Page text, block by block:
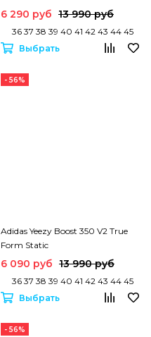
6 290 руб 13 990 руб
36 37 38 39 40 41 42 43 44 45
Выбрать
- 56%
Adidas Yeezy Boost 350 V2 True
Form Static
6 090 руб 13 990 руб
36 37 38 39 40 41 42 43 44 45
Выбрать
- 56%